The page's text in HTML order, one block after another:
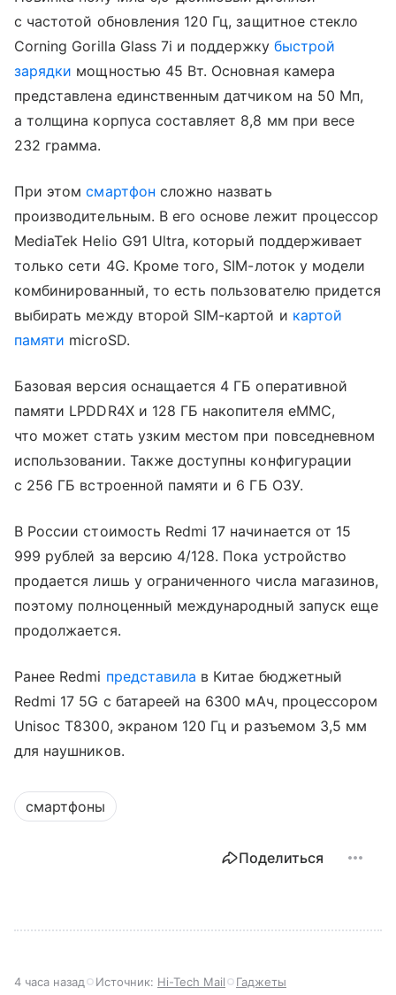
с частотой обновления 120 Гц, защитное стекло
Corning Gorilla Glass 7i и поддержку быстрой
зарядки мощностью 45 Вт. Основная камера
представлена единственным датчиком на 50 Мп,
а толщина корпуса составляет 8,8 мм при весе
232 грамма.
При этомсмартфон сложно назвать
производительным. В его основе лежит процессор
MediaTek Helio G91 Ultra, который поддерживает
только сети 4G. Кроме того, SIM-лоток у модели
комбинированный, то есть пользователю придется
выбирать между второй SIM-картой и картой
памяти microSD.
Базовая версия оснащается 4 ГБ оперативной
памяти LPDDR4X и 128 ГБ накопителя eMMC,
что может стать узким местом при повседневном
использовании. Также доступны конфигурации
с 256 ГБ встроенной памяти и 6 ГБ ОЗУ.
В России стоимость Redmi 17 начинается от 15
999 рублей за версию 4/128. Пока устройство
продается лишь у ограниченного числа магазинов,
поэтому полноценный международный запуск еще
продолжается.
Ранее Redmi представила в Китае бюджетный
Redmi 17 5G с батареей на 6300 мАч, процессором
Unisoc T8300, экраном 120 Гц и разъемом 3,5 мм
для наушников.
смартфоны
Поделиться
4 часа назад Источник: Hi-Tech Mail Гаджеты